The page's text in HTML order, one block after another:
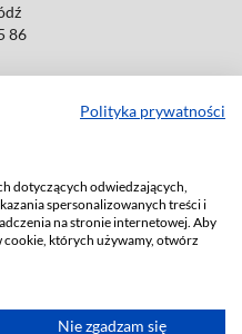
Polityka prywatności
dotyczących odwiedzających,
spersonalizowanych treści i
na stronie internetowej. Aby
których używamy, otwórz
Nie zgadzam się
86
prosimy o kontakt